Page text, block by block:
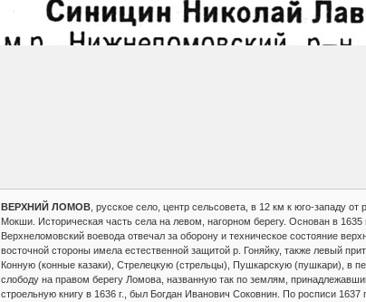
ВЕРХНИЙ ЛОМОВ, русское село, центр сельсовета, в 12 км к юго-западу
Мокши. Историческая часть села на левом, нагорном берегу. Основан в 1635
Верхнеломовский воевода отвечал за оборону и техническое состояние
восточной стороны имела естественной защитой р. Гоняйку, также левый
Конную (конные казаки), Стрелецкую (стрельцы), Пушкарскую (пушкари), в
слободу на правом берегу Ломова, названную так по землям,
строельную книгу в 1636 г., был Богдан Иванович Соковнин. По росписи